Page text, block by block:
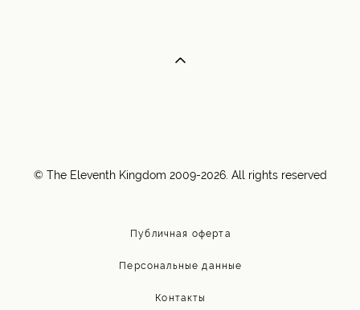
© The Eleventh Kingdom 2009-2026. All rights reserved
Публичная оферта
Персональные данные
Контакты